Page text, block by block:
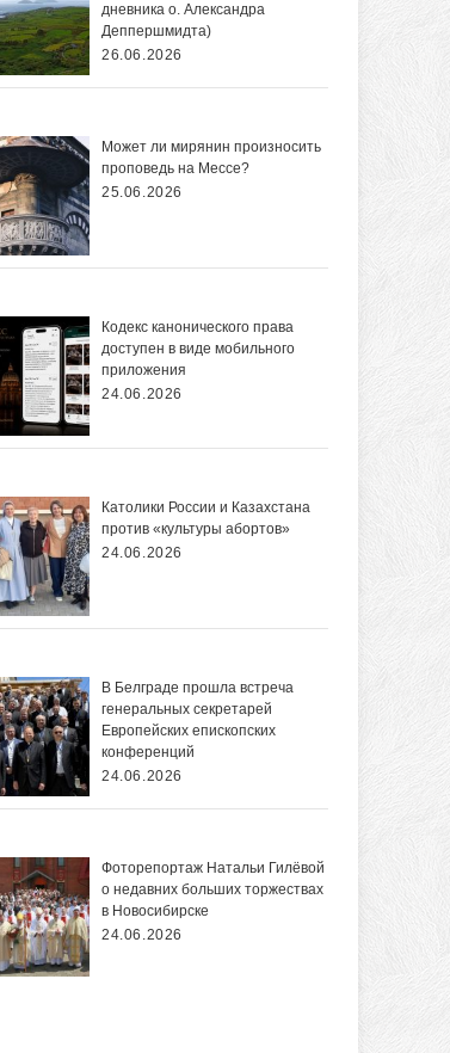
дневника о. Александра
Деппершмидта)
26.06.2026
Может ли мирянин произносить
проповедь на Мессе?
25.06.2026
Кодекс канонического права
доступен в виде мобильного
приложения
24.06.2026
Католики России и Казахстана
против «культуры абортов»
24.06.2026
В Белграде прошла встреча
генеральных секретарей
Европейских епископских
конференций
24.06.2026
Фоторепортаж Натальи Гилёвой
о недавних больших торжествах
в Новосибирске
24.06.2026